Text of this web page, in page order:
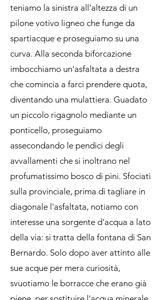
teniamo la sinistra all'altezza di un
pilone votivo ligneo che funge da
spartiacque e proseguiamo su una
curva. Alla seconda biforcazione
imbocchiamo un'asfaltata a destra
che comincia a farci prendere quota,
diventando una mulattiera. Guadato
un piccolo rigagnolo mediante un
ponticello, proseguiamo
assecondando le pendici degli
avvallamenti che si inoltrano nel
profumatissimo bosco di pini. Sfociati
sulla provinciale, prima di tagliare in
diagonale l'asfaltata, notiamo con
interesse una sorgente d'acqua a lato
della via: si tratta della fontana di San
Bernardo. Solo dopo aver attinto alle
sue acque per mera curiosità,
svuotiamo le borracce che erano già